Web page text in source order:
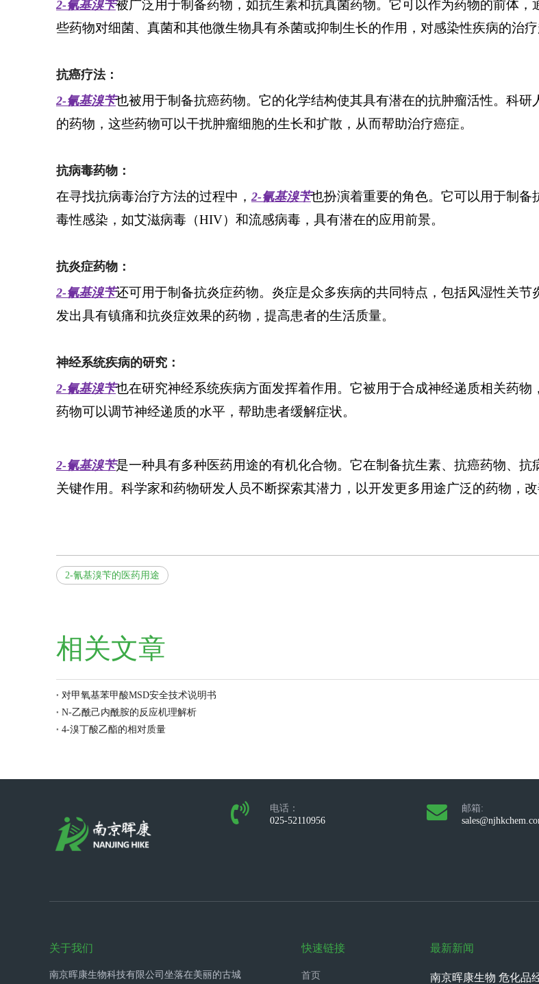
2-氰基溴苄被广泛用于制备药物，如抗生素和抗真菌药物。它可以作为药物的前体
些药物对细菌、真菌和其他微生物具有杀菌或抑制生长的作用，对感染性疾病的治疗
抗癌疗法：
2-氰基溴苄也被用于制备抗癌药物。它的化学结构使其具有潜在的抗肿瘤活性。科
的药物，这些药物可以干扰肿瘤细胞的生长和扩散，从而帮助治疗癌症。
抗病毒药物：
在寻找抗病毒治疗方法的过程中， 2-氰基溴苄也扮演着重要的角色。它可以用于制
毒性感染，如艾滋病毒（HIV）和流感病毒，具有潜在的应用前景。
抗炎症药物：
2-氰基溴苄还可用于制备抗炎症药物。炎症是众多疾病的共同特点，包括风湿性关
发出具有镇痛和抗炎症效果的药物，提高患者的生活质量。
神经系统疾病的研究：
2-氰基溴苄也在研究神经系统疾病方面发挥着作用。它被用于合成神经递质相关药
药物可以调节神经递质的水平，帮助患者缓解症状。
2-氰基溴苄是一种具有多种医药用途的有机化合物。它在制备抗生素、抗癌药物、
关键作用。科学家和药物研发人员不断探索其潜力，以开发更多用途广泛的药物，改
2-氰基溴苄的医药用途
相关文章
对甲氧基苯甲酸MSD安全技术说明书
N-乙酰己内酰胺的反应机理解析
4-溴丁酸乙酯的相对质量
电话：
025-52110956
邮箱:
关于我们
南京晖康生物科技有限公司坐落在美丽的古城
快速链接
首页
最新新闻
南京晖康生物 危化品